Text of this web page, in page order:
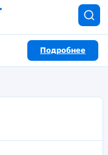
Подробнее